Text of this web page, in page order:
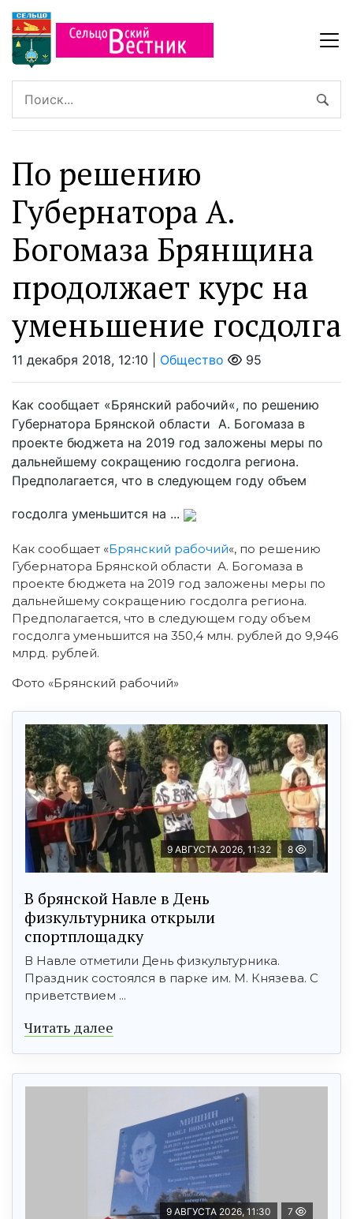
По решению
Губернатора А.
Богомаза Брянщина
продолжает курс на
уменьшение госдолга
11 декабря 2018, 12:10 | Общество 95
Как сообщает «Брянский рабочий«, по решению
Губернатора Брянской области А. Богомаза в
проекте бюджета на 2019 год заложены меры по
дальнейшему сокращению госдолга региона.
Предполагается, что в следующем году объем
госдолга уменьшится на ...
Как сообщает «Брянский рабочий«, по решению
Губернатора Брянской области А. Богомаза в
проекте бюджета на 2019 год заложены меры по
дальнейшему сокращению госдолга региона.
Предполагается, что в следующем году объем
госдолга уменьшится на 350,4 млн. рублей до 9,946
млрд. рублей.
Фото «Брянский рабочий»
9 АВГУСТА 2026, 11:32 8
В брянской Навле в День
физкультурника открыли
спортплощадку
В Навле отметили День физкультурника.
Праздник состоялся в парке им. М. Князева. С
приветствием ...
Читать далее
9 АВГУСТА 2026, 11:30 7